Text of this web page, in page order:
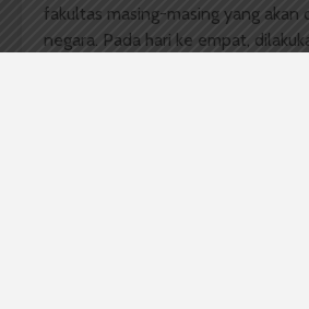
fakultas masing-masing yang akan
negara. Pada hari ke empat,